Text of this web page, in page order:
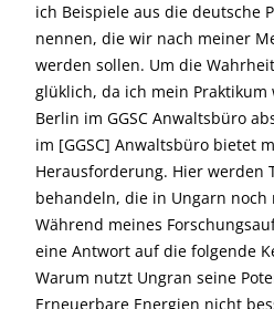
ich Beispiele aus die deutsche
nennen, die wir nach meiner
werden sollen. Um die
glüklich, da ich mein
Berlin im GGSC Anwaltsbüro
im [GGSC] Anwaltsbüro bietet
Herausforderung. Hier werden
behandeln, die in Ungarn noch
Während meines
eine Antwort auf die folgende
Warum nutzt Ungran seine
Erneuerbare Energien nicht